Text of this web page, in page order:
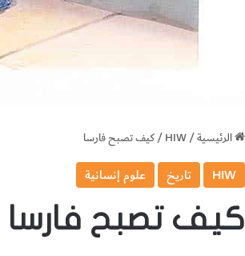
الرئيسية/
HIW
/كيف تصبح فارسا
HIW تاريخ علوم إنسانية
كيف تصبح فارسا